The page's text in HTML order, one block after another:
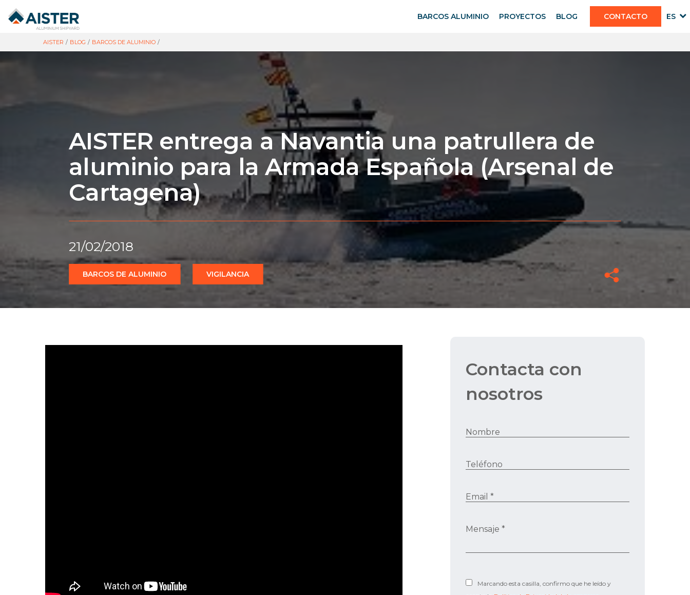
BARCOS ALUMINIO PROYECTOS BLOG CONTACTO ES
AISTER / BLOG / BARCOS DE ALUMINIO /
AISTER entrega a Navantia una patrullera de
aluminio para la Armada Española (Arsenal de
Cartagena)
21/02/2018
BARCOS DE ALUMINIO VIGILANCIA
Contacta con
nosotros
Nombre
Teléfono
Email *
Mensaje *
Marcando esta casilla, confirmo que he leído y